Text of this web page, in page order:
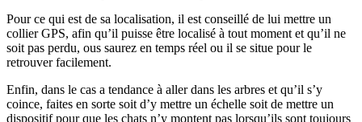
Pour ce qui est de sa localisation, il est conseillé de lui mettre un
collier GPS, afin qu’il puisse être localisé à tout moment et qu’il ne
soit pas perdu, ous saurez en temps réel ou il se situe pour le
retrouver facilement.
Enfin, dans le cas a tendance à aller dans les arbres et qu’il s’y
coince, faites en sorte soit d’y mettre un échelle soit de mettre un
dispositif pour que les chats n’y montent pas lorsqu’ils sont toujours